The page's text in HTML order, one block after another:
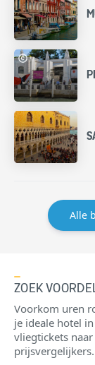
Alle
ZOEK
Voorkom uren
je ideale hotel
vliegtickets
prijsvergelijkers.